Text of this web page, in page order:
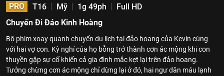
PRO T16 Mỹ 1g 49ph
Full HD
Chuyến Đi Đảo Kinh Hoàng
Bộ phim xoay quanh chuyến du lịch tại đảo hoang của Kevin cùng
với hai vợ con. Kỳ nghỉ của họ bỗng trở thành cơn ác mộng khi con
thuyền gặp sự cố khiến cả gia đình mắc kẹt lại trên đảo hoang.
Tưởng chừng cơn ác mộng chỉ dừng lại ở đó, hai ngư dân máu lạnh